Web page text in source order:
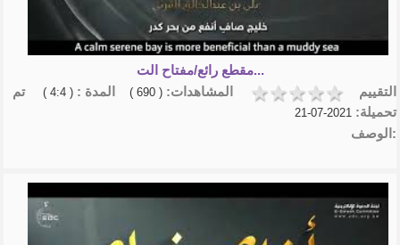
مقطع رائع/مفتاح الت...
التقييم
المشاهدات: ( 690 ) المدة : ( 4:4 )
تم
تحميلة: 2021-07-21
الوصف: